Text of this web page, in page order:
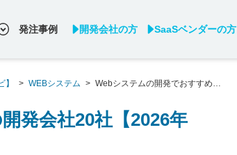
発注事例 開発会社の方 SaaSベンダーの方
> WEBシステム > Webシステムの開発でおすすめの
発会社20社【2026年